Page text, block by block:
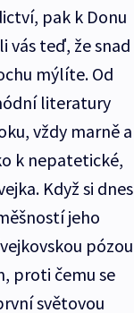
pak k Donu
vás teď, že snad
mýlíte. Od
literatury
vždy marně a
k nepatetické,
Když si dnes
jeho
pózou
proti čemu se
světovou